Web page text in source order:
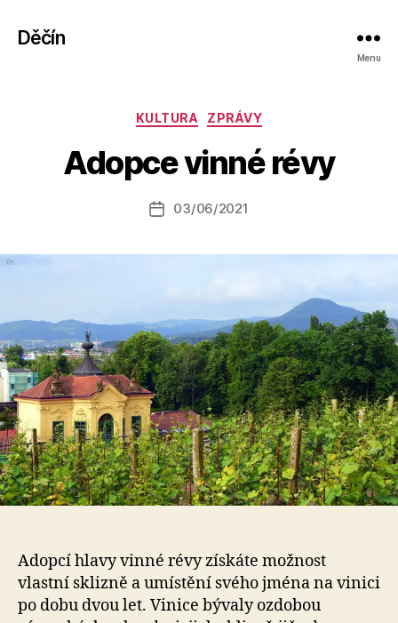
Děčín
Menu
Rubriky
KULTURA ZPRÁVY
Adopce vinné révy
Autor
příspěvku
A
u
a
Datum
03/06/2021
Adopcí hlavy vinné révy získáte možnost
vlastní sklizně a umístění svého jména na vinici
po dobu dvou let. Vinice bývaly ozdobou